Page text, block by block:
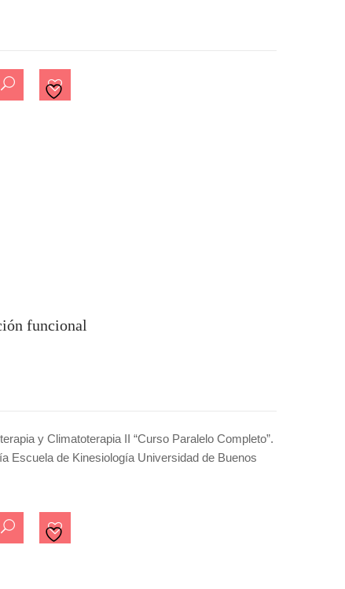
funcional
y Climatoterapia II “Curso Paralelo Completo”.
Escuela de Kinesiología Universidad de Buenos